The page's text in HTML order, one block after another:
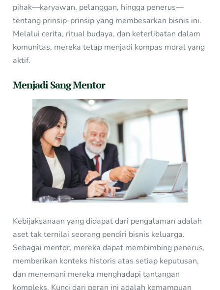
pihak—karyawan, pelanggan, hingga penerus—
tentang prinsip-prinsip yang membesarkan bisnis ini.
Melalui cerita, ritual budaya, dan keterlibatan dalam
komunitas, mereka tetap menjadi kompas moral yang
aktif.
Menjadi Sang Mentor
Kebijaksanaan yang didapat dari pengalaman adalah
aset tak ternilai seorang pendiri bisnis keluarga.
Sebagai mentor, mereka dapat membimbing penerus,
memberikan konteks historis atas setiap keputusan,
dan menemani mereka menghadapi tantangan
kompleks. Kunci dari peran ini adalah kemampuan